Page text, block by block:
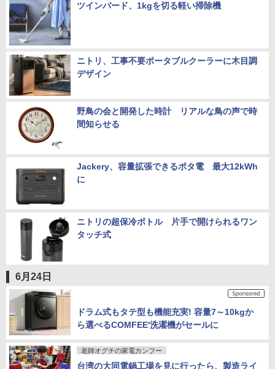
ツインバード、1kgを切る軽い掃除機
ニトリ、工事不要ポータブルクーラーに木目調
デザイン
野鳥の会と開発した時計 リアルな鳥の声で時
間知らせる
Jackery、容量拡張できるポタ電 最大12kWh
に
ニトリの超保冷ボトル 片手で開けられるワン
タッチ式
6月24日
ドラム式もタテ型も機能充実! 容量7～10kgか
ら選べるCOMFEE'洗濯機がセールに
老師オグチの家電カンフー
台湾の大同電鍋工場を見に行ったら、製造ライ